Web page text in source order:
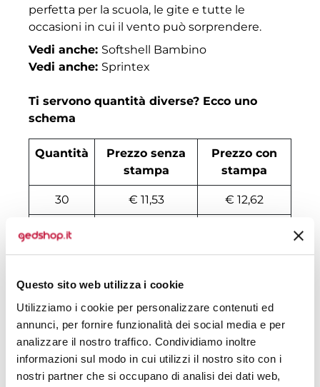
Questo sito web utilizza i cookie
Utilizziamo i cookie per personalizzare contenuti ed
annunci, per fornire funzionalità dei social media e per
analizzare il nostro traffico. Condividiamo inoltre
informazioni sul modo in cui utilizzi il nostro sito con i
nostri partner che si occupano di analisi dei dati web,
perfetta per la scuola, le gite e tutte le
occasioni in cui il vento può sorprendere.
Vedi anche: Softshell Bambino
Vedi anche: Sprintex
Ti servono quantità diverse? Ecco uno
schema
Quantità
Prezzo senza
stampa
Prezzo con
stampa
30 € 11,53 € 12,62
50
100 € 7,90 € 9,47
200 € 7,31
€ 6,89
1000 € 6,41 € 6,83
1500 € 6,37 € 6,61